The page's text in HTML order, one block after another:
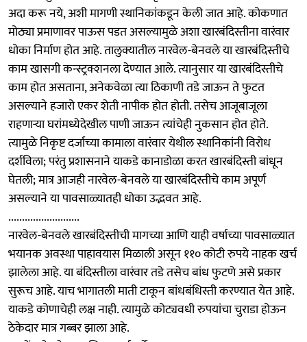
अदा करू नये, अशी मागणी स्थानिकांकडून केली जात आहे. कोकणात
मोठ्या प्रमाणावर पाऊस पडत असल्यामुळे अशा खारबंदिस्तीना वारंवार
धोका निर्माण होत आहे. तालुक्यातील नारवेल-बेनवले या खारबंदिस्तीचे
काम खासगी कन्स्ट्रक्शनला देण्यात आले. त्यानुसार या खारबंदिस्तीचे
काम होत असताना, अनेकवेळा त्या ठिकाणी तडे जाऊन ते फुटत
असल्याने हजारो एकर शेती नापीक होत होती. तसेच आजूबाजूला
राहणाऱ्या घरांमध्येदेखील पाणी जाऊन त्यांचेही नुकसान होत होते.
त्यामुळे निकृष्ट दर्जाच्या कामाला वारंवार येथील स्थानिकांनी विरोध
दर्शविला; परंतु प्रशासनाने याकडे कानाडोळा करत खारबंदिस्ती बांधून
घेतली; मात्र आजही नारवेल-बेनवले या खारबंदिस्तीचे काम अपूर्ण
असल्याने या पावसाळ्यातही धोका उद्भवत आहे.
..........................
नारवेल-बेनवले खारबंदिस्तीची मागच्या आणि याही वर्षाच्या पावसाळ्यात
भयानक अवस्था पाहावयास मिळाली असून ११० कोटी रुपये नाहक खर्च
झालेला आहे. या बंदिस्तीला वारंवार तडे तसेच बांध फुटणे असे प्रकार
सुरूच आहे. याच भागातली माती टाकून बांधबंधिस्ती करण्यात येत आहे.
याकडे कोणाचेही लक्ष नाही. त्यामुळे कोट्यवधी रुपयांचा चुराडा होऊन
ठेकेदार मात्र गब्बर झाला आहे.